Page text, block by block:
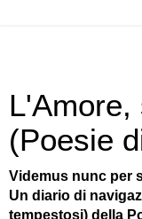
L'Amore,
(Poesie
Videmus nunc per
Un diario di
tempestosi) della